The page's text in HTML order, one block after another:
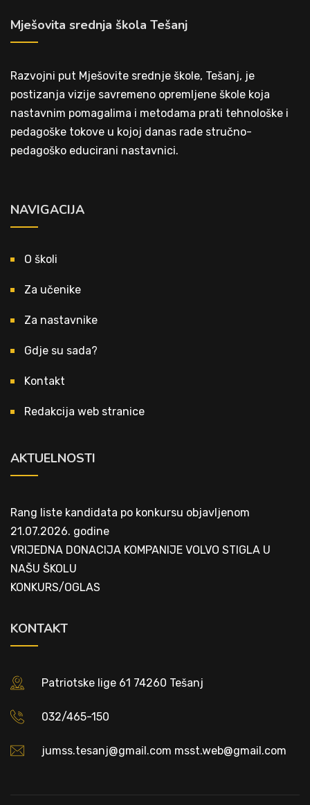
Mješovita srednja škola Tešanj
Razvojni put Mješovite srednje škole, Tešanj, je
postizanja vizije savremeno opremljene škole koja
nastavnim pomagalima i metodama prati tehnološke i
pedagoške tokove u kojoj danas rade stručno-
pedagoško educirani nastavnici.
NAVIGACIJA
O školi
Za učenike
Za nastavnike
Gdje su sada?
Kontakt
Redakcija web stranice
AKTUELNOSTI
Rang liste kandidata po konkursu objavljenom
21.07.2026. godine
VRIJEDNA DONACIJA KOMPANIJE VOLVO STIGLA U
NAŠU ŠKOLU
KONKURS/OGLAS
KONTAKT
Patriotske lige 61 74260 Tešanj
032/465-150
jumss.tesanj@gmail.com msst.web@gmail.com